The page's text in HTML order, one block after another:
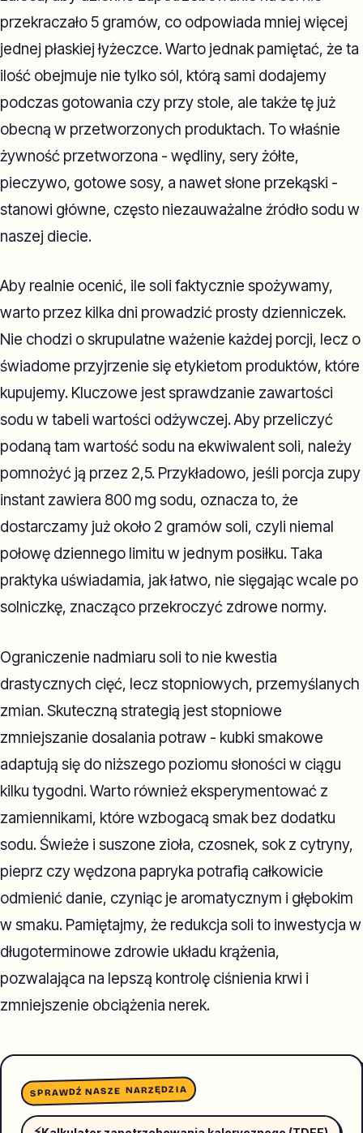
przekraczało 5 gramów, co odpowiada mniej więcej
jednej płaskiej łyżeczce. Warto jednak pamiętać, że ta
ilość obejmuje nie tylko sól, którą sami dodajemy
podczas gotowania czy przy stole, ale także tę już
obecną w przetworzonych produktach. To właśnie
żywność przetworzona - wędliny, sery żółte,
pieczywo, gotowe sosy, a nawet słone przekąski -
stanowi główne, często niezauważalne źródło sodu w
naszej diecie.
Aby realnie ocenić, ile soli faktycznie spożywamy,
warto przez kilka dni prowadzić prosty dzienniczek.
Nie chodzi o skrupulatne ważenie każdej porcji, lecz o
świadome przyjrzenie się etykietom produktów, które
kupujemy. Kluczowe jest sprawdzanie zawartości
sodu w tabeli wartości odżywczej. Aby przeliczyć
podaną tam wartość sodu na ekwiwalent soli, należy
pomnożyć ją przez 2,5. Przykładowo, jeśli porcja zupy
instant zawiera 800 mg sodu, oznacza to, że
dostarczamy już około 2 gramów soli, czyli niemal
połowę dziennego limitu w jednym posiłku. Taka
praktyka uświadamia, jak łatwo, nie sięgając wcale po
solniczkę, znacząco przekroczyć zdrowe normy.
Ograniczenie nadmiaru soli to nie kwestia
drastycznych cięć, lecz stopniowych, przemyślanych
zmian. Skuteczną strategią jest stopniowe
zmniejszanie dosalania potraw - kubki smakowe
adaptują się do niższego poziomu słoności w ciągu
kilku tygodni. Warto również eksperymentować z
zamiennikami, które wzbogacą smak bez dodatku
sodu. Świeże i suszone zioła, czosnek, sok z cytryny,
pieprz czy wędzona papryka potrafią całkowicie
odmienić danie, czyniąc je aromatycznym i głębokim
w smaku. Pamiętajmy, że redukcja soli to inwestycja w
długoterminowe zdrowie układu krążenia,
pozwalająca na lepszą kontrolę ciśnienia krwi i
zmniejszenie obciążenia nerek.
SPRAWDŹ NASZE NARZĘDZIA